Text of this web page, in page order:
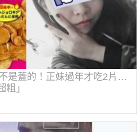
是蓋的！正妹過年才吃2片…
粗」